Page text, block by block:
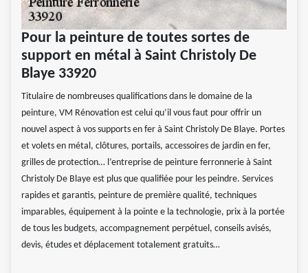
Pour la peinture de toutes sortes de
support en métal à Saint Christoly De
Blaye 33920
Titulaire de nombreuses qualifications dans le domaine de la
peinture, VM Rénovation est celui qu’il vous faut pour offrir un
nouvel aspect à vos supports en fer à Saint Christoly De Blaye. Portes
et volets en métal, clôtures, portails, accessoires de jardin en fer,
grilles de protection… l’entreprise de peinture ferronnerie à Saint
Christoly De Blaye est plus que qualifiée pour les peindre. Services
rapides et garantis, peinture de première qualité, techniques
imparables, équipement à la pointe e la technologie, prix à la portée
de tous les budgets, accompagnement perpétuel, conseils avisés,
devis, études et déplacement totalement gratuits…